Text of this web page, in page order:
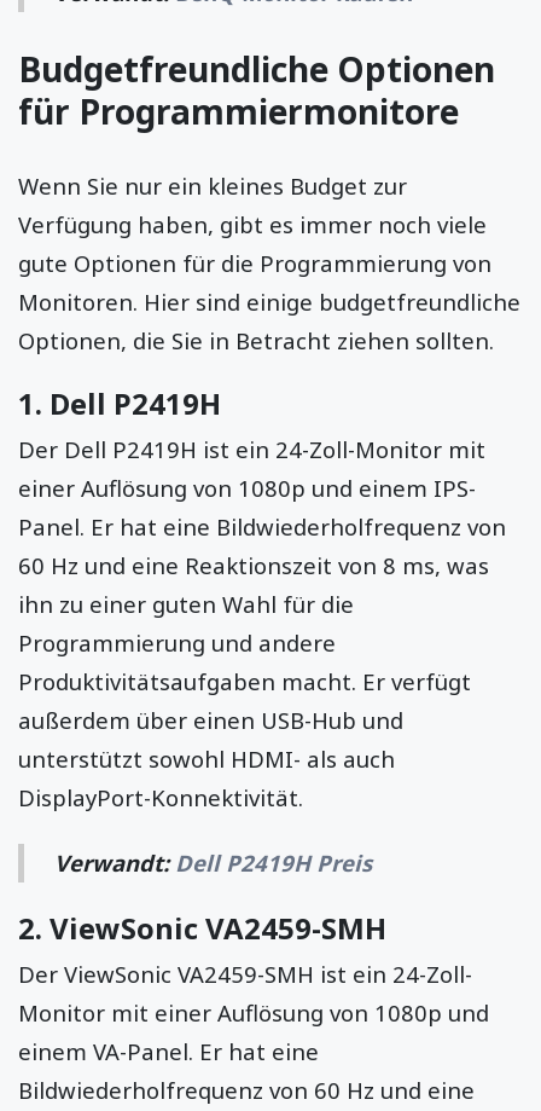
Budgetfreundliche Optionen
für Programmiermonitore
Wenn Sie nur ein kleines Budget zur
Verfügung haben, gibt es immer noch viele
gute Optionen für die Programmierung von
Monitoren. Hier sind einige budgetfreundliche
Optionen, die Sie in Betracht ziehen sollten.
1. Dell P2419H
Der Dell P2419H ist ein 24-Zoll-Monitor mit
einer Auflösung von 1080p und einem IPS-
Panel. Er hat eine Bildwiederholfrequenz von
60 Hz und eine Reaktionszeit von 8 ms, was
ihn zu einer guten Wahl für die
Programmierung und andere
Produktivitätsaufgaben macht. Er verfügt
außerdem über einen USB-Hub und
unterstützt sowohl HDMI- als auch
DisplayPort-Konnektivität.
Verwandt: Dell P2419H Preis
2. ViewSonic VA2459-SMH
Der ViewSonic VA2459-SMH ist ein 24-Zoll-
Monitor mit einer Auflösung von 1080p und
einem VA-Panel. Er hat eine
Bildwiederholfrequenz von 60 Hz und eine